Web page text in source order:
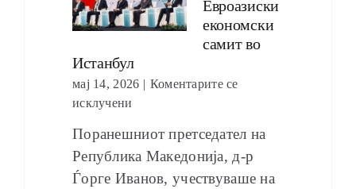
Евроазиски
економски
самит во
Истанбул
мај 14, 2026 | Коментарите се
исклучени
Поранешниот претседател на
Република Македонија, д-р
Ѓорге Иванов, учествуваше на